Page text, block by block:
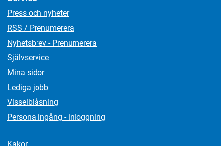
Press och nyheter
RSS / Prenumerera
Nyhetsbrev - Prenumerera
Självservice
Mina sidor
Lediga jobb
Visselblåsning
Personalingång - inloggning
Kakor